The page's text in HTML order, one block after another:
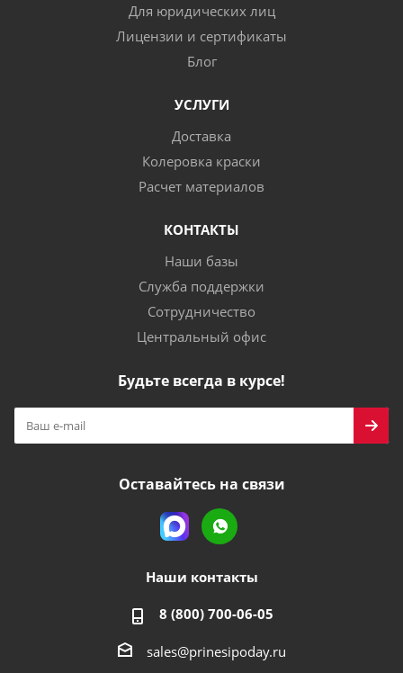
Для юридических лиц
Лицензии и сертификаты
Блог
УСЛУГИ
Доставка
Колеровка краски
Расчет материалов
КОНТАКТЫ
Наши базы
Служба поддержки
Сотрудничество
Центральный офис
Будьте всегда в курсе!
Оставайтесь на связи
Наши контакты
8 (800) 700-06-05
sales@prinesipoday.ru